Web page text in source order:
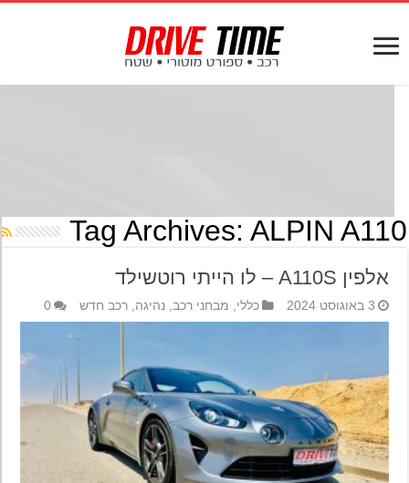
Tag Archives:ALPIN
אלפין A110S – לו הייתי רוטשילד
3 באוגוסט 2024 כללי,מבחני רכב,נהיגה,רכב חדש 0